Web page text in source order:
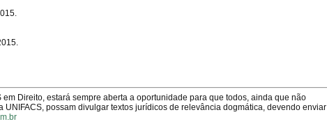
Direito, estará sempre aberta a oportunidade para que todos, ainda que não
possam divulgar textos jurídicos de relevância dogmática, devendo enviar